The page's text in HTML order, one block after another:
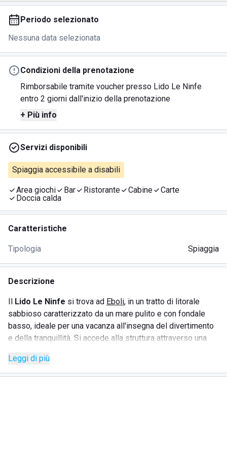
Periodo selezionato
Nessuna data selezionata
Condizioni della prenotazione
Rimborsabile tramite voucher presso Lido Le Ninfe
entro 2 giorni dall'inizio della prenotazione
+ Più info
Servizi disponibili
Spiaggia accessibile a disabili
Area giochi Bar Ristorante Cabine
Carte
Doccia calda
Caratteristiche
Tipologia Spiaggia
Descrizione
Il Lido Le Ninfe si trova ad Eboli, in un tratto di litorale
sabbioso caratterizzato da un mare pulito e con fondale
basso, ideale per una vacanza all'insegna del divertimento
e della tranquillità. Si accede alla struttura attraverso una
L'ambiente è semplice e cordiale, con parcheggi gratuiti e
un'area picnic allestita in una pineta adiacente. IlLido Le
Leggi di più